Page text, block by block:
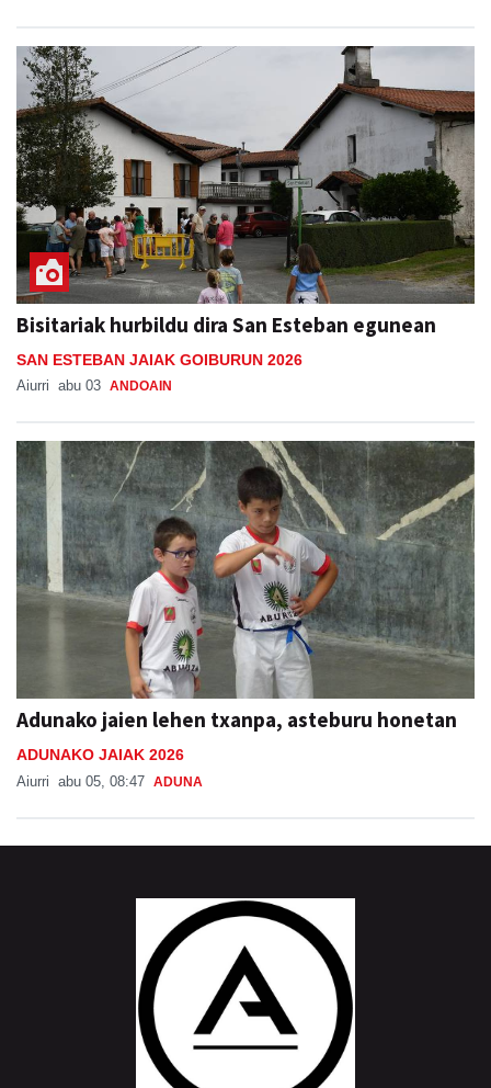
Bisitariak hurbildu dira San Esteban egunean
SAN ESTEBAN JAIAK GOIBURUN 2026
Aiurri abu 03 ANDOAIN
Adunako jaien lehen txanpa, asteburu honetan
ADUNAKO JAIAK 2026
Aiurri abu 05, 08:47 ADUNA